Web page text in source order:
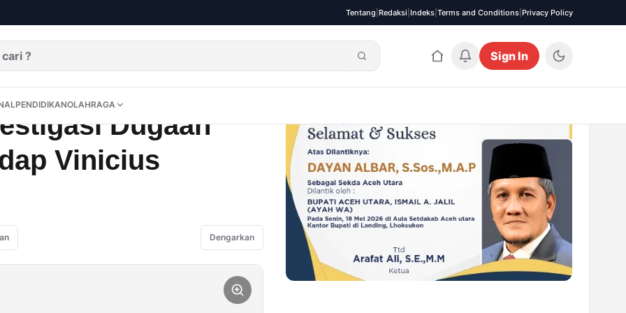
Tentang Redaksi Indeks Terms and Conditions Privacy Policy
OPININUSANTARAINTERNASIONALPENDIDIKANOLAHRAGA
Sign In
PENDIDIKANOLAHRAGA
Terhadap Vinicius
Dugaan
Vinicius
Dengarkan